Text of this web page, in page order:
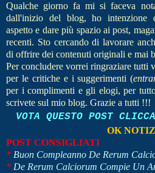
Qualche giorno fa mi si faceva
dall'inizio del blog, ho intenzione
aspetto e dare più spazio ai post,
recenti. Sto cercando di lavorare
di offrire dei contenuti originali e mai
Per concludere vorrei ringraziare tutti
per le critiche e i suggerimenti (
per i complimenti e gli elogi, per
scrivete sul mio blog. Grazie a tutti !!!
VOTA QUESTO POST
OK
POST CONSIGLIATI
* Buon Compleanno De Rerum
* De Rerum Calciorum Compie Un